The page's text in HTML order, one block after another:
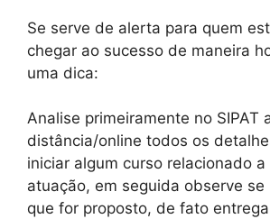
Se serve de alerta para quem
chegar ao sucesso de maneira
uma dica:
Analise primeiramente no SIPAT
distância/online todos os
iniciar algum curso relacionado
atuação, em seguida observe se
que for proposto, de fato